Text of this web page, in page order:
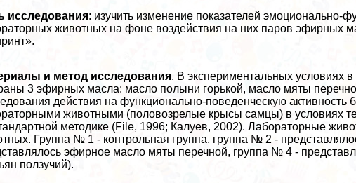
исследования: изучить изменение показателей эмоционально-
животных на фоне воздействия на них паров эфирных
и метод исследования. В экспериментальных условиях
3 эфирных масла: масло полыни горькой, масло мяты
действия на функционально-поведенческую
животными (пoлoвoзрелые крысы самцы) в условиях
методике (File, 1996; Калуев, 2002). Лабораторные
Группа № 1 - контрольная группа, группа № 2 -
эфирное масло мяты перечной, группа № 4 -
ползучий).